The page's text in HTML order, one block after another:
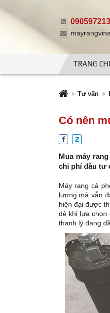
TRANG
Tư vấn
Có nên
Mua máy
chi phí đầu tư
Máy rang cà
lượng mà vẫn
hiện đại được
dè khi lựa chọn
thanh lý đang